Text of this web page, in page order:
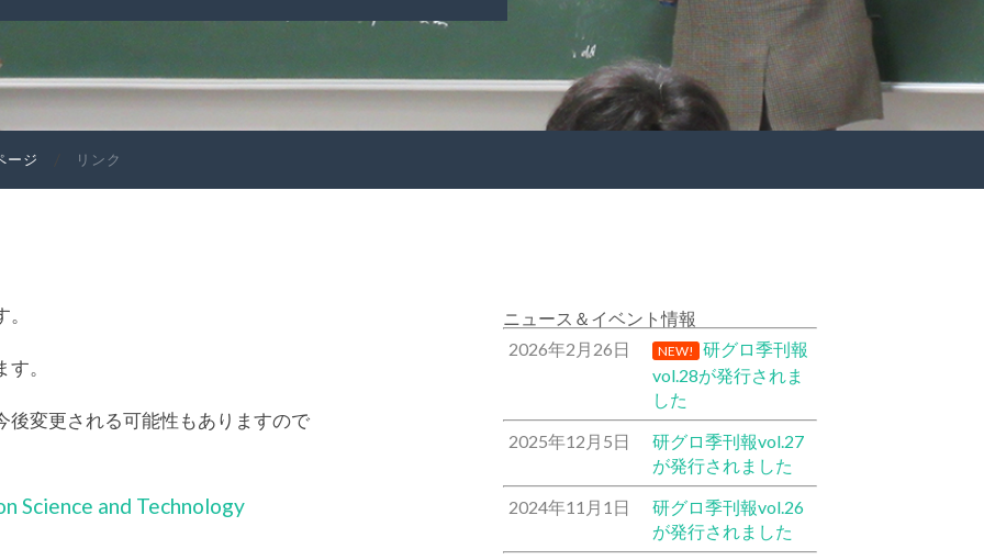
ージ リンク
。
後変更される可能性もありますので
Science and Technology
ニュース＆イベント情報
2026年2月26日
NEW!
研グロ季刊報
vol.28が発行されま
した
2025年12月5日
研グロ季刊報vol.27
が発行されました
2024年11月1日
研グロ季刊報vol.26
が発行されました